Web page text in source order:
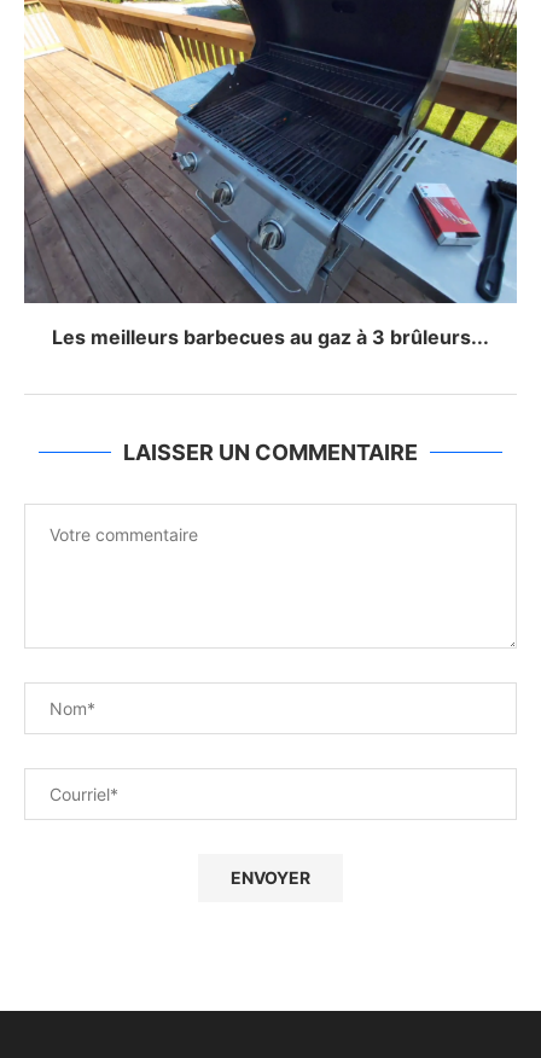
Les meilleurs barbecues au gaz à 3 brûleurs...
LAISSER UN COMMENTAIRE